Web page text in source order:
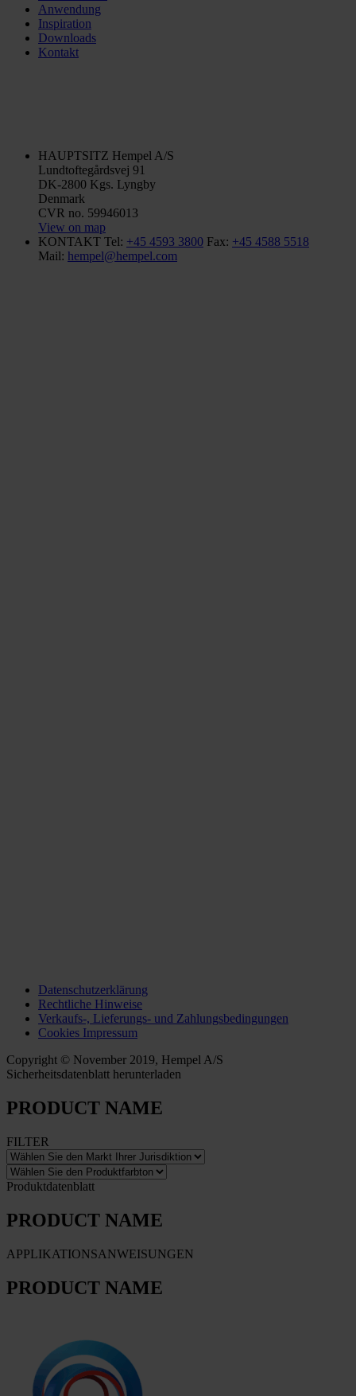
Anwendung
Inspiration
Downloads
Kontakt
HAUPTSITZ Hempel A/S
Lundtoftegårdsvej 91
DK-2800 Kgs. Lyngby
Denmark
CVR no. 59946013
View on map
KONTAKT Tel: +45 4593 3800 Fax: +45 4588 5518
Mail: hempel@hempel.com
Datenschutzerklärung
Rechtliche Hinweise
Verkaufs-, Lieferungs- und Zahlungsbedingungen
Cookies Impressum
Copyright © November 2019, Hempel A/S
Sicherheitsdatenblatt herunterladen
PRODUCT NAME
FILTER
Produktdatenblatt
PRODUCT NAME
APPLIKATIONSANWEISUNGEN
PRODUCT NAME